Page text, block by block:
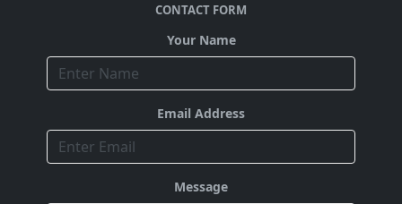
CONTACT FORM
Your Name
Email Address
Message